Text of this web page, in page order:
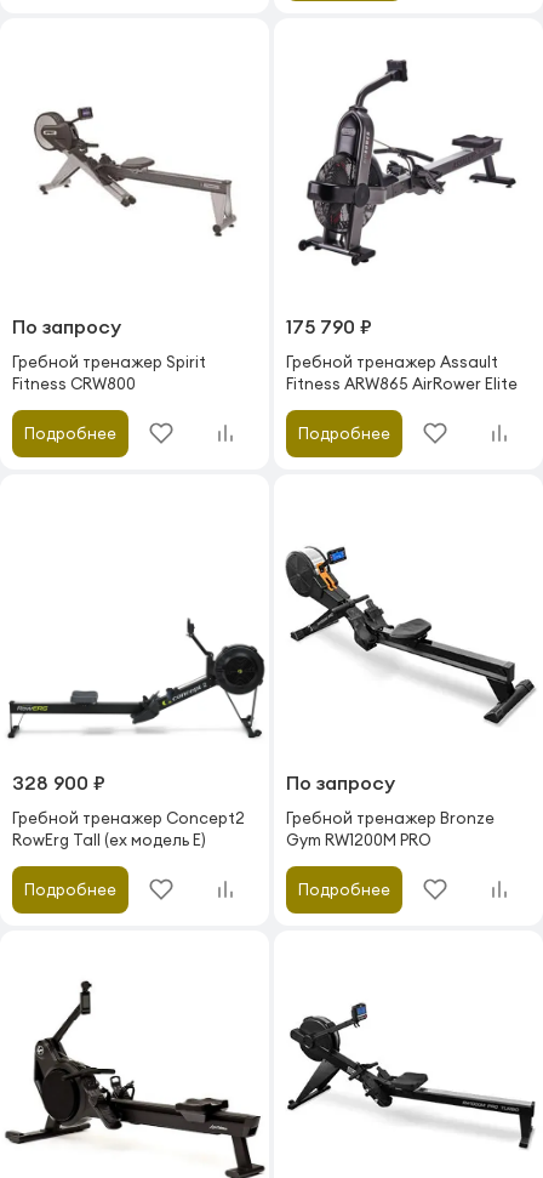
По запросу
Гребной тренажер Spirit
Fitness CRW800
Подробнее
175 790 ₽
Гребной тренажер Assault
Fitness ARW865 AirRower Elite
Подробнее
328 900 ₽
Гребной тренажер Concept2
RowErg Tall (ex модель E)
Подробнее
По запросу
Гребной тренажер Bronze
Gym RW1200M PRO
Подробнее